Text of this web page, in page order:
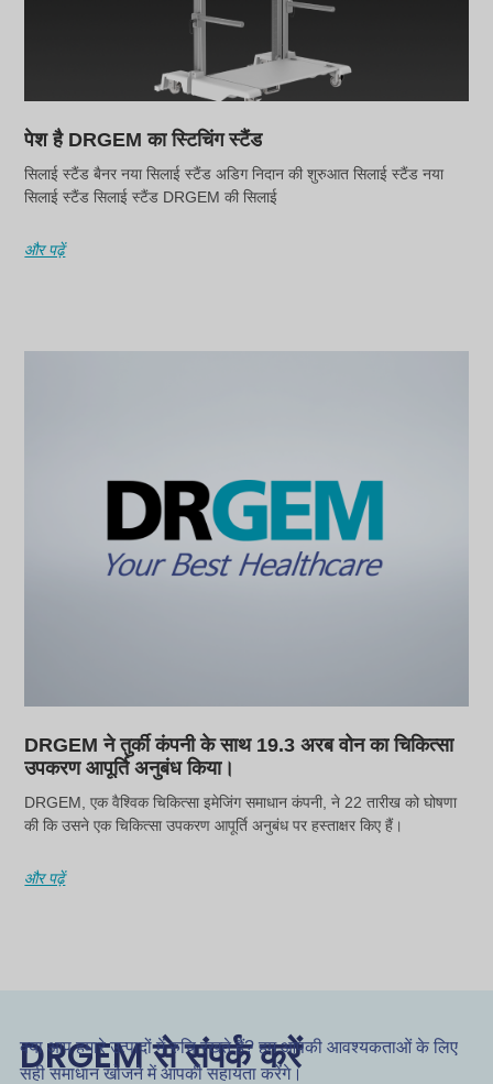
पेश है DRGEM का स्टिचिंग स्टैंड
सिलाई स्टैंड बैनर नया सिलाई स्टैंड अडिग निदान की शुरुआत सिलाई स्टैंड नया
सिलाई स्टैंड सिलाई स्टैंड DRGEM की सिलाई
और पढ़ें
DRGEM ने तुर्की कंपनी के साथ 19.3 अरब वोन का चिकित्सा
उपकरण आपूर्ति अनुबंध किया।
DRGEM, एक वैश्विक चिकित्सा इमेजिंग समाधान कंपनी, ने 22 तारीख को घोषणा
की कि उसने एक चिकित्सा उपकरण आपूर्ति अनुबंध पर हस्ताक्षर किए हैं।
और पढ़ें
DRGEM से संपर्क करें
क्या आप हमारे उत्पादों में रुचि रखते हैं? हम आपकी आवश्यकताओं के लिए
सही समाधान खोजने में आपकी सहायता करेंगे।